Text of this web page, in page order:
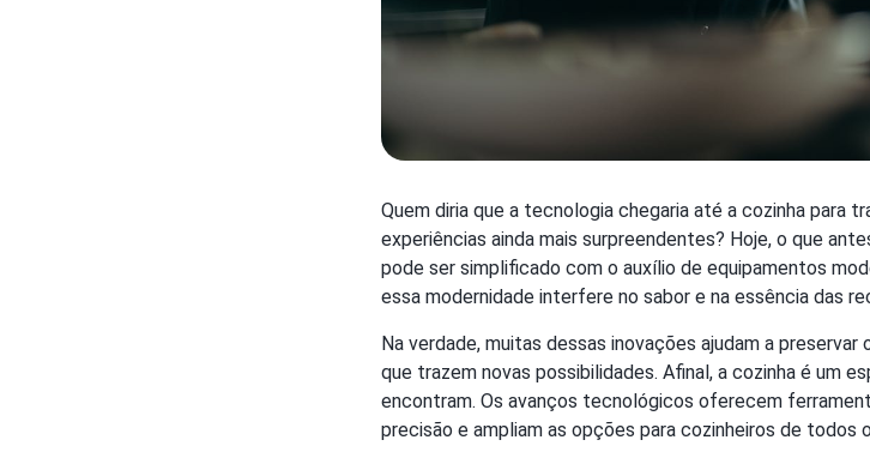
Quem diria que a tecnologia chegaria até a cozinha para
experiências ainda mais surpreendentes? Hoje, o que
pode ser simplificado com o auxílio de equipamentos
essa modernidade interfere no sabor e na essência das
Na verdade, muitas dessas inovações ajudam a
que trazem novas possibilidades. Afinal, a cozinha é um
encontram. Os avanços tecnológicos oferecem
precisão e ampliam as opções para cozinheiros de todos